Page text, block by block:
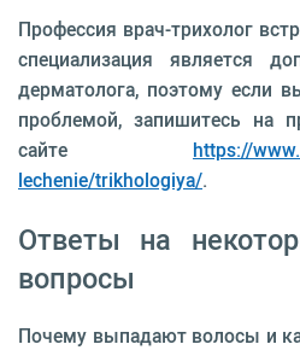
Профессия врач-трихолог
специализация является
дерматолога, поэтому если
проблемой, запишитесь на
сайте https://
lechenie/trikhologiya/.
Ответы на
вопросы
Почему выпадают волосы и